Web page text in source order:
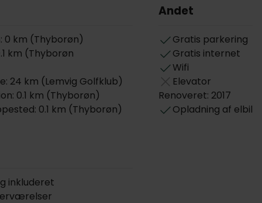
0 km (Thyborøn)
km (Thyborøn
24 km (Lemvig Golfklub)
0.1 km (Thyborøn)
0.1 km (Thyborøn)
Andet
Gratis parkering
Gratis internet
Wifi
Elevator
Renoveret: 2017
Opladning af elbil
inkluderet